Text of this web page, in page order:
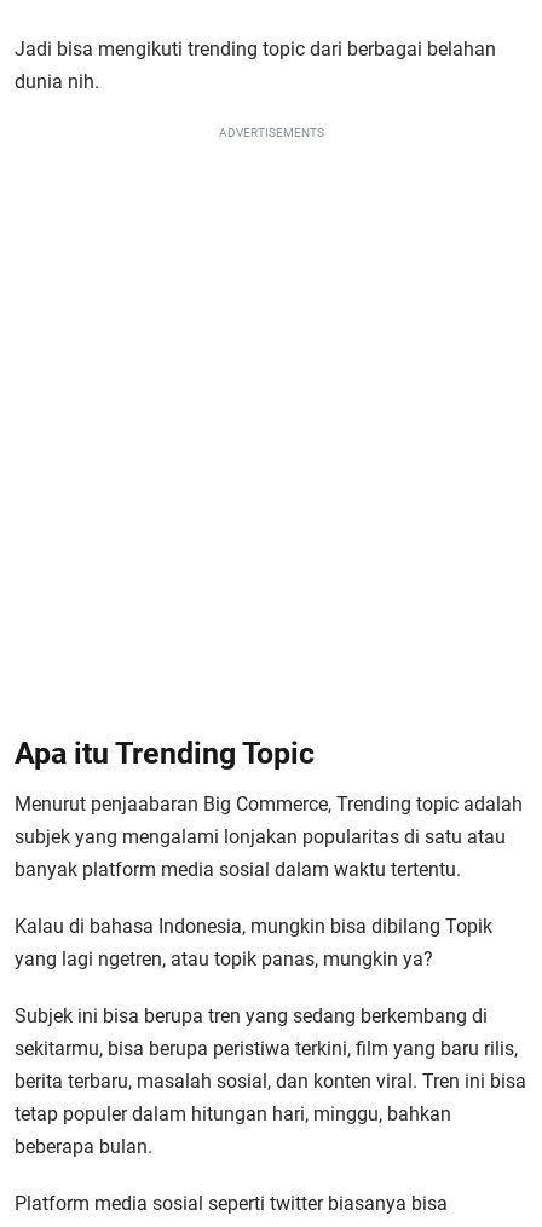
Jadi bisa mengikuti trending topic dari berbagai belahan
dunia nih.
ADVERTISEMENTS
Apa itu Trending Topic
Menurut penjaabaran Big Commerce, Trending topic adalah
subjek yang mengalami lonjakan popularitas di satu atau
banyak platform media sosial dalam waktu tertentu.
Kalau di bahasa Indonesia, mungkin bisa dibilang Topik
yang lagi ngetren, atau topik panas, mungkin ya?
Subjek ini bisa berupa tren yang sedang berkembang di
sekitarmu, bisa berupa peristiwa terkini, film yang baru rilis,
berita terbaru, masalah sosial, dan konten viral. Tren ini bisa
tetap populer dalam hitungan hari, minggu, bahkan
beberapa bulan.
Platform media sosial seperti twitter biasanya bisa